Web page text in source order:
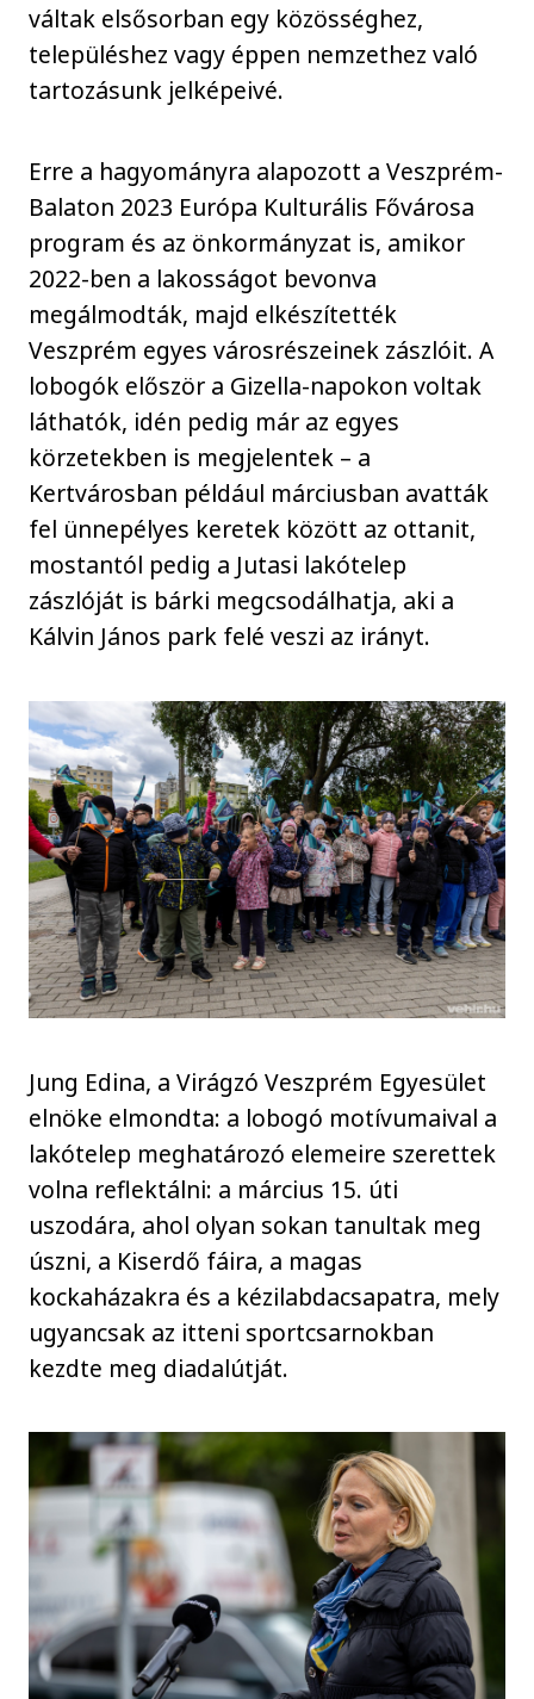
váltak elsősorban egy közösséghez,
településhez vagy éppen nemzethez való
tartozásunk jelképeivé.
Erre a hagyományra alapozott a Veszprém-
Balaton 2023 Európa Kulturális Fővárosa
program és az önkormányzat is, amikor
2022-ben a lakosságot bevonva
megálmodták, majd elkészítették
Veszprém egyes városrészeinek zászlóit. A
lobogók először a Gizella-napokon voltak
láthatók, idén pedig már az egyes
körzetekben is megjelentek – a
Kertvárosban például márciusban avatták
fel ünnepélyes keretek között az ottanit,
mostantól pedig a Jutasi lakótelep
zászlóját is bárki megcsodálhatja, aki a
Kálvin János park felé veszi az irányt.
Jung Edina, a Virágzó Veszprém Egyesület
elnöke elmondta: a lobogó motívumaival a
lakótelep meghatározó elemeire szerettek
volna reflektálni: a március 15. úti
uszodára, ahol olyan sokan tanultak meg
úszni, a Kiserdő fáira, a magas
kockaházakra és a kézilabdacsapatra, mely
ugyancsak az itteni sportcsarnokban
kezdte meg diadalútját.